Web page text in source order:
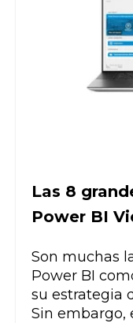
Las 8
Power BI
Son muchas
Power BI
su estrategia
Sin embargo,